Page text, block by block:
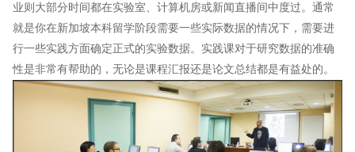
业则大部分时间都在实验室、计算机房或新闻直播间中度过。通常
就是你在新加坡本科留学阶段需要一些实际数据的情况下，需要进
行一些实践方面确定正式的实验数据。实践课对于研究数据的准确
性是非常有帮助的，无论是课程汇报还是论文总结都是有益处的。